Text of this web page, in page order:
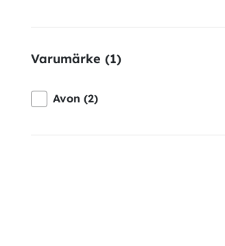
Varumärke (1)
Avon (2)